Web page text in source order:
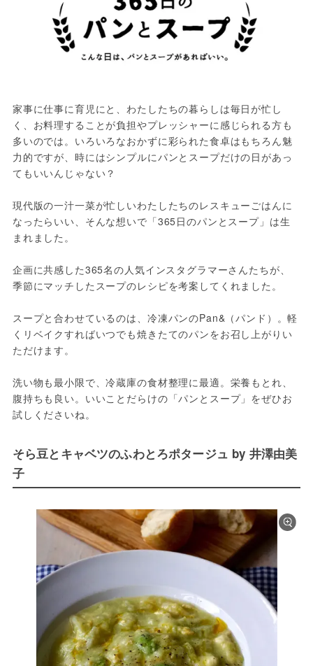
家事に仕事に育児にと、わたしたちの暮らしは毎日が忙し
く、お料理することが負担やプレッシャーに感じられる方も
多いのでは。いろいろなおかずに彩られた食卓はもちろん魅
力的ですが、時にはシンプルにパンとスープだけの日があっ
てもいいんじゃない？
現代版の一汁一菜が忙しいわたしたちのレスキューごはんに
なったらいい、そんな想いで「365日のパンとスープ」は生
まれました。
企画に共感した365名の人気インスタグラマーさんたちが、
季節にマッチしたスープのレシピを考案してくれました。
スープと合わせているのは、冷凍パンのPan&（パンド）。軽
くリベイクすればいつでも焼きたてのパンをお召し上がりい
ただけます。
洗い物も最小限で、冷蔵庫の食材整理に最適。栄養もとれ、
腹持ちも良い。いいことだらけの「パンとスープ」をぜひお
試しくださいね。
そら豆とキャベツのふわとろポタージュ by 井澤由美
子